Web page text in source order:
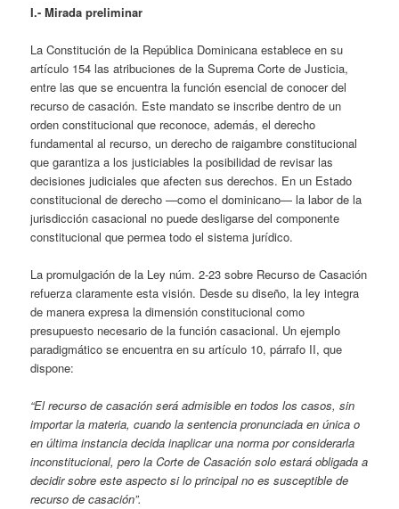
I.- Mirada preliminar
La Constitución de la República Dominicana establece en su
artículo 154 las atribuciones de la Suprema Corte de Justicia,
entre las que se encuentra la función esencial de conocer del
recurso de casación. Este mandato se inscribe dentro de un
orden constitucional que reconoce, además, el derecho
fundamental al recurso, un derecho de raigambre constitucional
que garantiza a los justiciables la posibilidad de revisar las
decisiones judiciales que afecten sus derechos. En un Estado
constitucional de derecho —como el dominicano— la labor de la
jurisdicción casacional no puede desligarse del componente
constitucional que permea todo el sistema jurídico.
La promulgación de la Ley núm. 2-23 sobre Recurso de Casación
refuerza claramente esta visión. Desde su diseño, la ley integra
de manera expresa la dimensión constitucional como
presupuesto necesario de la función casacional. Un ejemplo
paradigmático se encuentra en su artículo 10, párrafo II, que
dispone:
“El recurso de casación será admisible en todos los casos, sin
importar la materia, cuando la sentencia pronunciada en única o
en última instancia decida inaplicar una norma por considerarla
inconstitucional, pero la Corte de Casación solo estará obligada a
decidir sobre este aspecto si lo principal no es susceptible de
recurso de casación”.